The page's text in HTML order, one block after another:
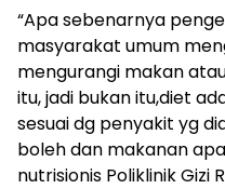
“Apa sebenarnya
masyarakat umum
mengurangi makan
itu, jadi bukan itu,diet
sesuai dg penyakit yg
boleh dan makanan
nutrisionis Poliklinik Gizi